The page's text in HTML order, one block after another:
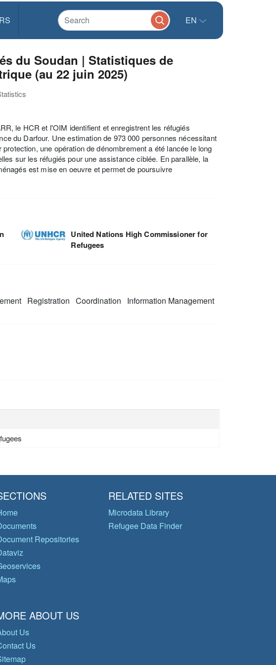
EN
du Soudan | Statistiques de
(au 22 juin 2025)
le HCR et l'OIM identifient et enregistrent les réfugiés
du Darfour. Une estimation de 973 000 personnes nécessitant
une opération de dénombrement a été lancée le long
sur les réfugiés pour une assistance ciblée. En parallèle, la
est mise en oeuvre et permet de poursuivre
United Nations High Commissioner for
Refugees
Registration Coordination Information Management
Repositories
RELATED SITES
Microdata Library
Refugee Data Finder
ABOUT US
Us
Us